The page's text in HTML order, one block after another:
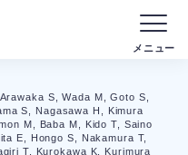
Arawaka S, Wada M, Goto S,
S, Nagasawa H, Kimura
M, Baba M, Kido T, Saino
E, Hongo S, Nakamura T,
T, Kurokawa K, Kurimura